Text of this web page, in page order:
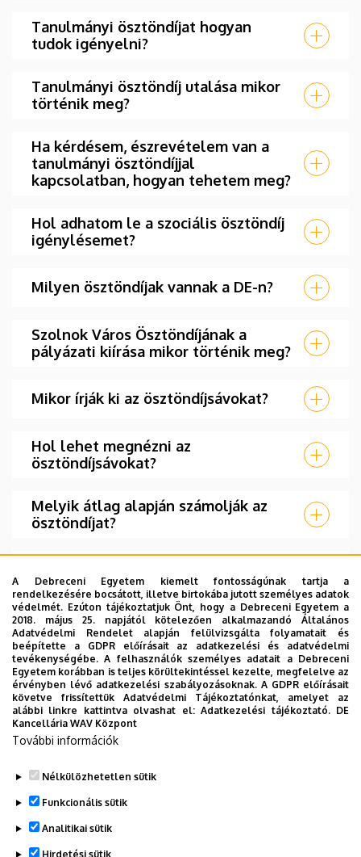
Tanulmányi ösztöndíjat hogyan
tudok igényelni?
Tanulmányi ösztöndíj utalása mikor
történik meg?
Ha kérdésem, észrevételem van a
tanulmányi ösztöndíjjal
kapcsolatban, hogyan tehetem meg?
Hol adhatom le a szociális ösztöndíj
igénylésemet?
Milyen ösztöndíjak vannak a DE-n?
Szolnok Város Ösztöndíjának a
pályázati kiírása mikor történik meg?
Mikor írják ki az ösztöndíjsávokat?
Hol lehet megnézni az
ösztöndíjsávokat?
Melyik átlag alapján számolják az
ösztöndíjat?
számolják az ösztöndíjat?
Szociális ösztöndíjjal kapcsolatban
hol tudok intézkedni?
Hogyan tudok egyszeri szociális
ösztöndíjat igényelni?
Bursa ösztöndíjat nem kaptam meg,
Legutóbbi frissítés: 2024. 01. 25. 14:22
A Debreceni Egyetem kiemelt fontosságúnak tartja a
rendelkezésére bocsátott, illetve birtokába jutott személyes adatok
védelmét. Ezúton tájékoztatjuk Önt, hogy a Debreceni Egyetem a
2018. május 25. napjától kötelezően alkalmazandó Általános
Adatvédelmi Rendelet alapján felülvizsgálta folyamatait és
beépítette a GDPR előírásait az adatkezelési és adatvédelmi
tevékenységébe. A felhasználók személyes adatait a Debreceni
Egyetem korábban is teljes körültekintéssel kezelte, megfelelve az
érvényben lévő adatkezelési szabályozásoknak. A GDPR előírásait
követve frissítettük Adatvédelmi Tájékoztatónkat, amelyet az
alábbi linkre kattintva olvashat el:Adatkezelési tájékoztató. DE
Kancellária WAV Központ
További információk
Nélkülözhetetlen sütik
Funkcionális sütik
Analitikai sütik
Hirdetési sütik